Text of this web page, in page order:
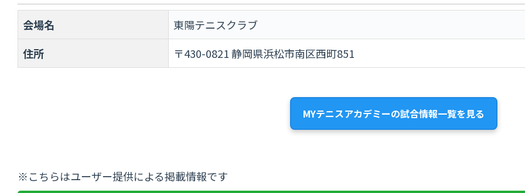
会場名
東陽テニスクラブ
住所
〒430-0821 静岡県浜松市南区西町851
MYテニスアカデミーの試合情報一覧を見る
※こちらはユーザー提供による掲載情報です